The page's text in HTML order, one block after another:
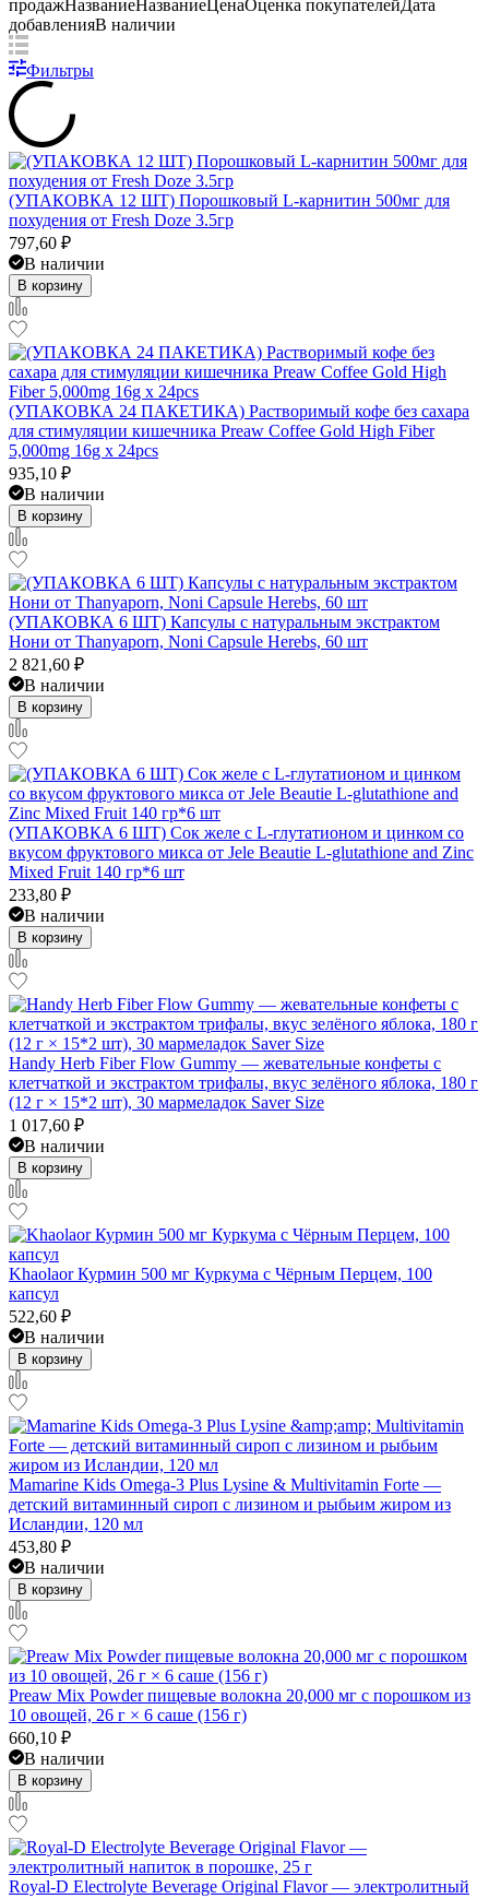
продажНазваниеНазваниеЦенаОценка покупателейДата
добавленияВ наличии
Фильтры
(УПАКОВКА 12 ШТ) Порошковый L-карнитин 500мг для
похудения от Fresh Doze 3.5гр
797,60 ₽
В наличии
В корзину
(УПАКОВКА 24 ПАКЕТИКА) Растворимый кофе без сахара
для стимуляции кишечника Preaw Coffee Gold High Fiber
5,000mg 16g x 24pcs
935,10 ₽
В наличии
В корзину
(УПАКОВКА 6 ШТ) Капсулы с натуральным экстрактом
Нони от Thanyaporn, Noni Capsule Herebs, 60 шт
2 821,60 ₽
В наличии
В корзину
(УПАКОВКА 6 ШТ) Сок желе с L-глутатионом и цинком со
вкусом фруктового микса от Jele Beautie L-glutathione and Zinc
Mixed Fruit 140 гр*6 шт
233,80 ₽
В наличии
В корзину
Handy Herb Fiber Flow Gummy — жевательные конфеты с
клетчаткой и экстрактом трифалы, вкус зелёного яблока, 180 г
(12 г × 15*2 шт), 30 мармеладок Saver Size
1 017,60 ₽
В наличии
В корзину
Khaolaor Курмин 500 мг Куркума с Чёрным Перцем, 100
капсул
522,60 ₽
В наличии
В корзину
Mamarine Kids Omega-3 Plus Lysine & Multivitamin Forte —
детский витаминный сироп с лизином и рыбьим жиром из
Исландии, 120 мл
453,80 ₽
В наличии
В корзину
Preaw Mix Powder пищевые волокна 20,000 мг с порошком из
10 овощей, 26 г × 6 саше (156 г)
660,10 ₽
В наличии
В корзину
Royal-D Electrolyte Beverage Original Flavor — электролитный